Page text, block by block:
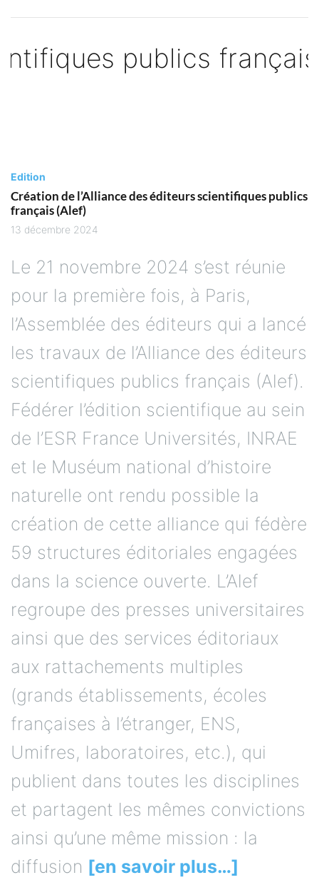
Edition
Création de l’Alliance des éditeurs scientifiques publics
français (Alef)
13 décembre 2024
Le 21 novembre 2024 s’est réunie
pour la première fois, à Paris,
l’Assemblée des éditeurs qui a lancé
les travaux de l’Alliance des éditeurs
scientifiques publics français (Alef).
Fédérer l’édition scientifique au sein
de l’ESR France Universités, INRAE
et le Muséum national d’histoire
naturelle ont rendu possible la
création de cette alliance qui fédère
59 structures éditoriales engagées
dans la science ouverte. L’Alef
regroupe des presses universitaires
ainsi que des services éditoriaux
aux rattachements multiples
(grands établissements, écoles
françaises à l’étranger, ENS,
Umifres, laboratoires, etc.), qui
publient dans toutes les disciplines
et partagent les mêmes convictions
ainsi qu’une même mission : la
diffusion [en savoir plus…]